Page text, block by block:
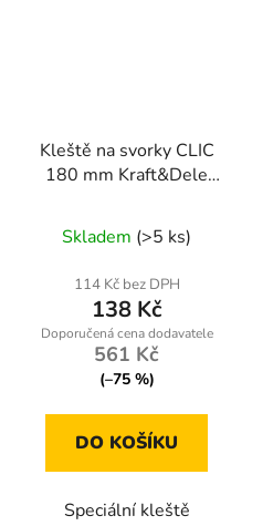
Kleště na svorky CLIC
180 mm Kraft&Dele
Skladem (>5 ks)
114 Kč bez DPH
138 Kč
561 Kč
(–75 %)
DO KOŠÍKU
Speciální kleště